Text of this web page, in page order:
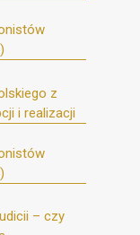
z
i realizacji
– czy